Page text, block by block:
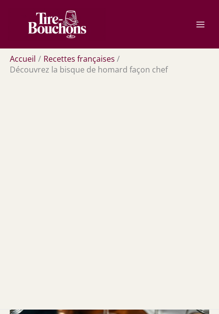
contenu
Accueil
Recettes françaises
Découvrez la bisque de homard façon chef